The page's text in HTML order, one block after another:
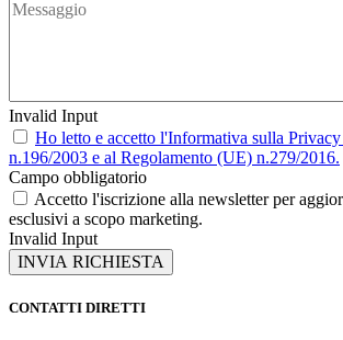
Invalid Input
Ho letto e accetto l'Informativa sulla
n.196/2003 e al Regolamento (UE) n.279/2016.
Campo obbligatorio
Accetto l'iscrizione alla newsletter per
esclusivi a scopo marketing.
Invalid Input
INVIA RICHIESTA
CONTATTI DIRETTI